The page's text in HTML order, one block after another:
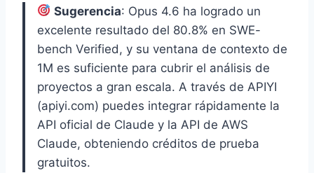
Sugerencia: Opus 4.6 ha logrado un
excelente resultado del 80.8% en SWE-
bench Verified, y su ventana de contexto de
1M es suficiente para cubrir el análisis de
proyectos a gran escala. A través de APIYI
(apiyi.com) puedes integrar rápidamente la
API oficial de Claude y la API de AWS
Claude, obteniendo créditos de prueba
gratuitos.